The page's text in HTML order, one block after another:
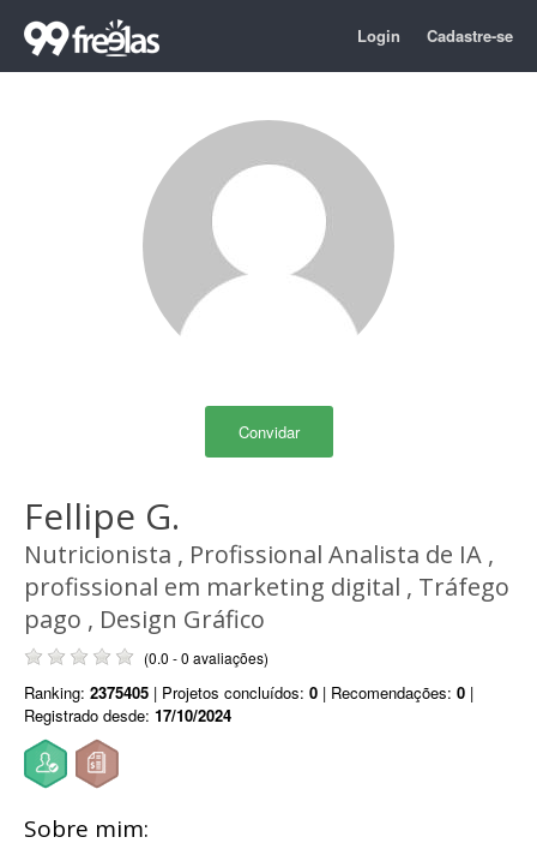
Login Cadastre-se
Convidar
Fellipe G.
Nutricionista , Profissional Analista de IA ,
profissional em marketing digital , Tráfego
pago , Design Gráfico
(0.0 - 0 avaliações)
Ranking: 2375405 | Projetos concluídos: 0 | Recomendações: 0 |
Registrado desde: 17/10/2024
Sobre mim: